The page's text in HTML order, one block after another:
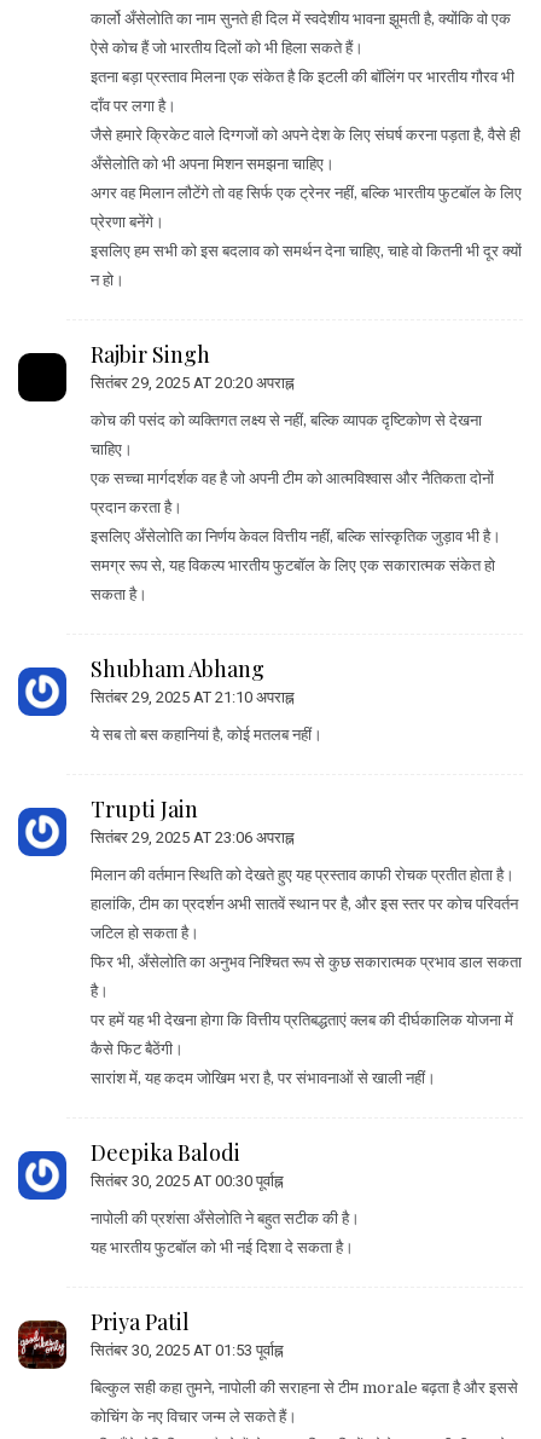
कार्लो अँसेलोति का नाम सुनते ही दिल में स्वदेशीय भावना झूमती है, क्योंकि वो एक
ऐसे कोच हैं जो भारतीय दिलों को भी हिला सकते हैं।
इतना बड़ा प्रस्ताव मिलना एक संकेत है कि इटली की बॉलिंग पर भारतीय गौरव भी
दाँव पर लगा है।
जैसे हमारे क्रिकेट वाले दिग्गजों को अपने देश के लिए संघर्ष करना पड़ता है, वैसे ही
अँसेलोति को भी अपना मिशन समझना चाहिए।
अगर वह मिलान लौटेंगे तो वह सिर्फ एक ट्रेनर नहीं, बल्कि भारतीय फुटबॉल के लिए
प्रेरणा बनेंगे।
इसलिए हम सभी को इस बदलाव को समर्थन देना चाहिए, चाहे वो कितनी भी दूर क्यों
न हो।
Rajbir Singh
सितंबर 29, 2025 AT 20:20 अपराह्न
कोच की पसंद को व्यक्तिगत लक्ष्य से नहीं, बल्कि व्यापक दृष्टिकोण से देखना
चाहिए।
एक सच्चा मार्गदर्शक वह है जो अपनी टीम को आत्मविश्वास और नैतिकता दोनों
प्रदान करता है।
इसलिए अँसेलोति का निर्णय केवल वित्तीय नहीं, बल्कि सांस्कृतिक जुड़ाव भी है।
समग्र रूप से, यह विकल्प भारतीय फुटबॉल के लिए एक सकारात्मक संकेत हो
सकता है।
Shubham Abhang
सितंबर 29, 2025 AT 21:10 अपराह्न
ये सब तो बस कहानियां है, कोई मतलब नहीं।
Trupti Jain
सितंबर 29, 2025 AT 23:06 अपराह्न
मिलान की वर्तमान स्थिति को देखते हुए यह प्रस्ताव काफी रोचक प्रतीत होता है।
हालांकि, टीम का प्रदर्शन अभी सातवें स्थान पर है, और इस स्तर पर कोच परिवर्तन
जटिल हो सकता है।
फिर भी, अँसेलोति का अनुभव निश्चित रूप से कुछ सकारात्मक प्रभाव डाल सकता
है।
पर हमें यह भी देखना होगा कि वित्तीय प्रतिबद्धताएं क्लब की दीर्घकालिक योजना में
कैसे फिट बैठेंगी।
सारांश में, यह कदम जोखिम भरा है, पर संभावनाओं से खाली नहीं।
Deepika Balodi
सितंबर 30, 2025 AT 00:30 पूर्वाह्न
नापोली की प्रशंसा अँसेलोति ने बहुत सटीक की है।
यह भारतीय फुटबॉल को भी नई दिशा दे सकता है।
Priya Patil
सितंबर 30, 2025 AT 01:53 पूर्वाह्न
बिल्कुल सही कहा तुमने, नापोली की सराहना से टीम morale बढ़ता है और इससे
कोचिंग के नए विचार जन्म ले सकते हैं।